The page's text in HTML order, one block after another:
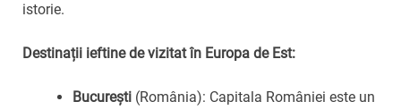
istorie.
Destinații ieftine de vizitat în Europa de Est:
București (România): Capitala României este un